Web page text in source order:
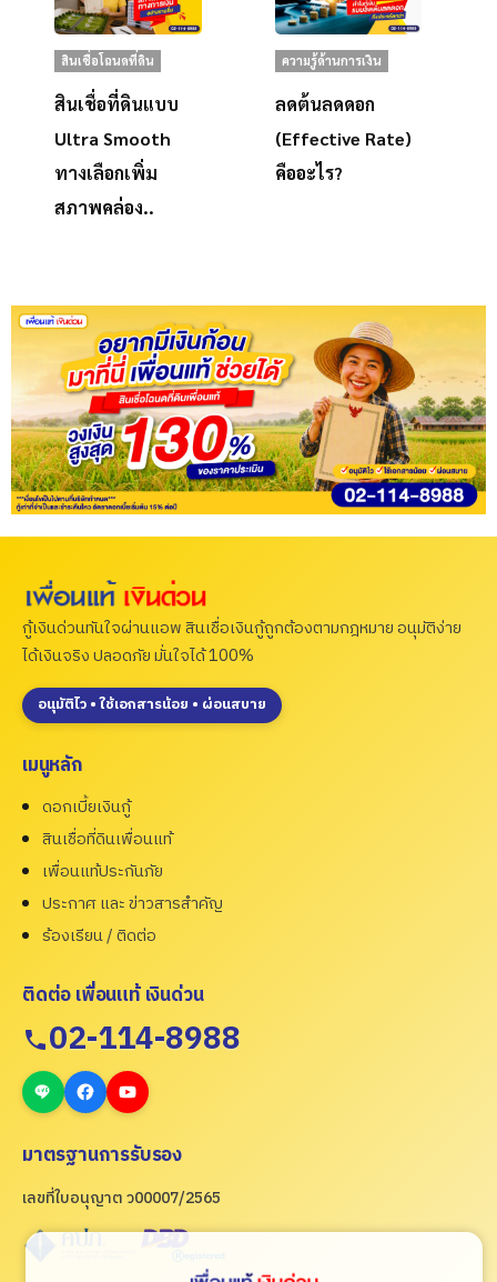
สินเชื่อโฉนดที่ดิน
สินเชื่อที่ดินแบบ
Ultra Smooth
ทางเลือกเพิ่ม
สภาพคล่อง..
ความรู้ด้านการเงิน
ลดต้นลดดอก
(Effective Rate)
คืออะไร?
กู้เงินด่วนทันใจผ่านแอพ สินเชื่อเงินกู้ถูกต้องตามกฎหมาย อนุมัติง่าย
ได้เงินจริง ปลอดภัย มั่นใจได้ 100%
อนุมัติไว • ใช้เอกสารน้อย • ผ่อนสบาย
เมนูหลัก
ดอกเบี้ยเงินกู้
สินเชื่อที่ดินเพื่อนแท้
เพื่อนแท้ประกันภัย
ประกาศ และ ข่าวสารสำคัญ
ร้องเรียน / ติดต่อ
ติดต่อ เพื่อนแท้ เงินด่วน
02-114-8988
มาตรฐานการรับรอง
เลขที่ใบอนุญาต ว00007/2565